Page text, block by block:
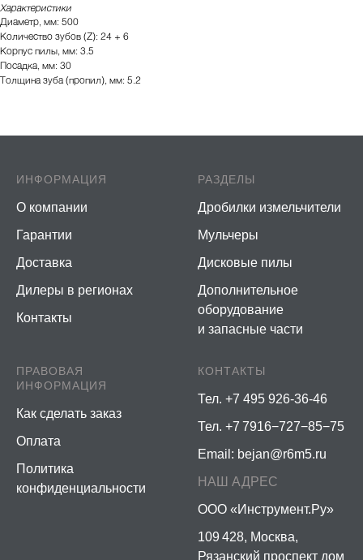
Характеристики
Диаметр, мм: 500
Количество зубов (Z): 24 + 6
Корпус пилы, мм: 3.5
Посадка, мм: 30
Толщина зуба (пропил), мм: 5.2
ИНФОРМАЦИЯ
О компании
Гарантии
Доставка
Дилеры в регионах
Контакты
РАЗДЕЛЫ
Дробилки измельчители
Мульчеры
Дисковые пилы
Дополнительное
оборудование
и запасные части
ПРАВОВАЯ
ИНФОРМАЦИЯ
Как сделать заказ
Оплата
Политика
конфиденциальности
КОНТАКТЫ
Тел. +7 495 926-36-46
Тел. +7 7916−727−85−75
Email: bejan@r6m5.ru
НАШ АДРЕС
ООО «Инструмент.Ру»
109 428, Москва,
Рязанский проспект дом